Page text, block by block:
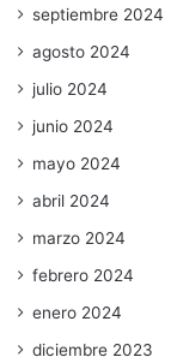
septiembre 2024
agosto 2024
julio 2024
junio 2024
mayo 2024
abril 2024
marzo 2024
febrero 2024
enero 2024
diciembre 2023